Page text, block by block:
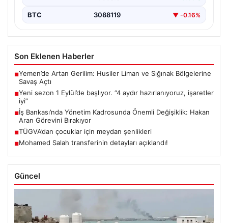
BTC 3088119 ▼ -0.16%
Son Eklenen Haberler
■Yemen’de Artan Gerilim: Husiler Liman ve Sığınak Bölgelerine
Savaş Açtı
■Yeni sezon 1 Eylül’de başlıyor. “4 aydır hazırlanıyoruz, işaretler
iyi”
■İş Bankası’nda Yönetim Kadrosunda Önemli Değişiklik: Hakan
Aran Görevini Bırakıyor
■TÜGVA’dan çocuklar için meydan şenlikleri
■Mohamed Salah transferinin detayları açıklandı!
Güncel